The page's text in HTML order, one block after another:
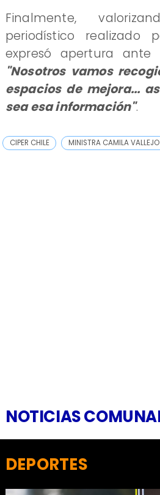
Finalmente,
periodístico realizado
expresó apertura ante
"Nosotros vamos
espacios de mejora...
sea esa información".
CIPER CHILE MINISTRA CAMILA VALLEJO
NOTICIAS
DEPORTES